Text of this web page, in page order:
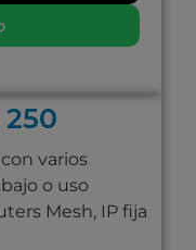
varios
o uso
Mesh, IP fija